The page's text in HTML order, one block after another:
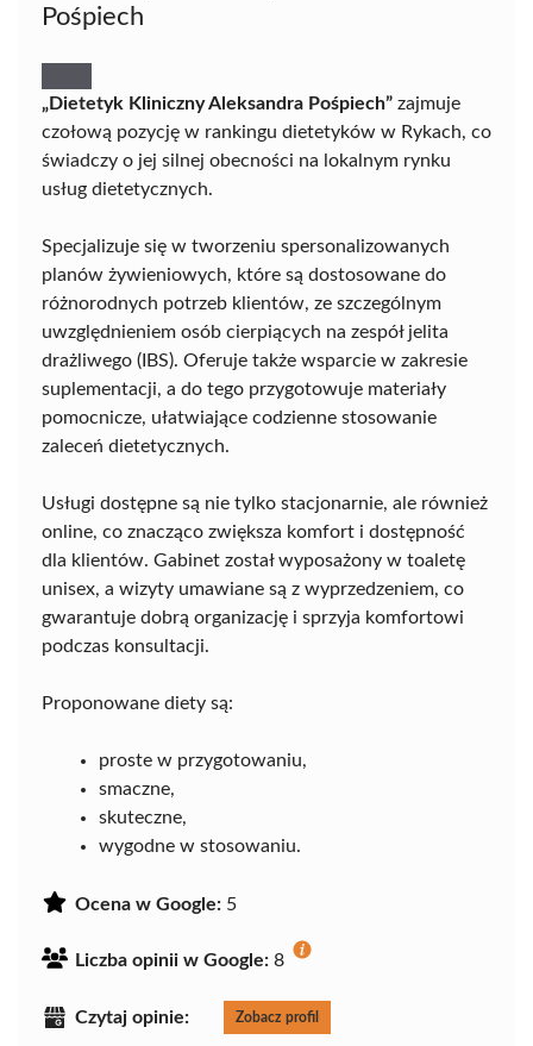
Pośpiech
„Dietetyk Kliniczny Aleksandra Pośpiech” zajmuje
czołową pozycję w rankingu dietetyków w Rykach, co
świadczy o jej silnej obecności na lokalnym rynku
usług dietetycznych.
Specjalizuje się w tworzeniu spersonalizowanych
planów żywieniowych, które są dostosowane do
różnorodnych potrzeb klientów, ze szczególnym
uwzględnieniem osób cierpiących na zespół jelita
drażliwego (IBS). Oferuje także wsparcie w zakresie
suplementacji, a do tego przygotowuje materiały
pomocnicze, ułatwiające codzienne stosowanie
zaleceń dietetycznych.
Usługi dostępne są nie tylko stacjonarnie, ale również
online, co znacząco zwiększa komfort i dostępność
dla klientów. Gabinet został wyposażony w toaletę
unisex, a wizyty umawiane są z wyprzedzeniem, co
gwarantuje dobrą organizację i sprzyja komfortowi
podczas konsultacji.
Proponowane diety są:
proste w przygotowaniu,
smaczne,
skuteczne,
wygodne w stosowaniu.
Ocena w Google: 5
Liczba opinii w Google: 8
Czytaj opinie: Zobacz profil